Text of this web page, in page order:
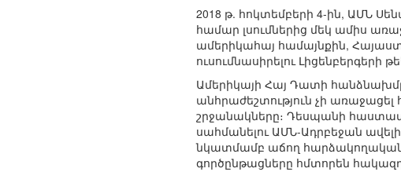
2018 թ. հոկտեմբերի 4-ին, ԱՄՆ
համար լսումներից մեկ ամիս
ամերիկահայ համայնքին,
ուսումնասիրելու Լիցենբերգերի
Ամերիկայի Հայ Դատի
անհրաժեշտություն չի առաջացել
շրջանակները։ Դեսպանի
սահմանելու ԱՄՆ-Ադրբեջան
նկատմամբ աճող
գործընթացները հմտորեն